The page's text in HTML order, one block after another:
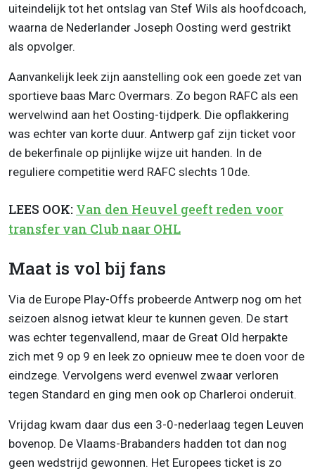
uiteindelijk tot het ontslag van Stef Wils als hoofdcoach,
waarna de Nederlander Joseph Oosting werd gestrikt
als opvolger.
Aanvankelijk leek zijn aanstelling ook een goede zet van
sportieve baas Marc Overmars. Zo begon RAFC als een
wervelwind aan het Oosting-tijdperk. Die opflakkering
was echter van korte duur. Antwerp gaf zijn ticket voor
de bekerfinale op pijnlijke wijze uit handen. In de
reguliere competitie werd RAFC slechts 10de.
LEES OOK: Van den Heuvel geeft reden voor
transfer van Club naar OHL
Maat is vol bij fans
Via de Europe Play-Offs probeerde Antwerp nog om het
seizoen alsnog ietwat kleur te kunnen geven. De start
was echter tegenvallend, maar de Great Old herpakte
zich met 9 op 9 en leek zo opnieuw mee te doen voor de
eindzege. Vervolgens werd evenwel zwaar verloren
tegen Standard en ging men ook op Charleroi onderuit.
Vrijdag kwam daar dus een 3-0-nederlaag tegen Leuven
bovenop. De Vlaams-Brabanders hadden tot dan nog
geen wedstrijd gewonnen. Het Europees ticket is zo